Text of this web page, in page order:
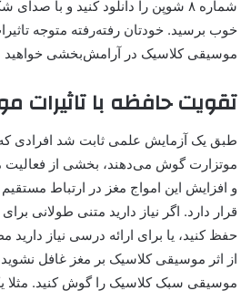
شماره ۸ شوپن را دانلود کنید و با
خوب برسید. خودتان رفته‌رفته متوجه
موسیقی کلاسیک در آرامش‌بخشی
تقویت حافظه با
طبق یک آزمایش علمی ثابت شد افرادی
موتزارت گوش می‌دهند، بخشی از فعالیت
و افزایش این امواج مغز در ارتباط مستقیم
قرار دارد. اگر نیاز دارید متنی طولانی
حفظ کنید، یا برای ارائه درسی نیاز دارید
از اثر موسیقی کلاسیک بر مغز غافل
موسیقی سبک کلاسیک را گوش کنید. مثلا